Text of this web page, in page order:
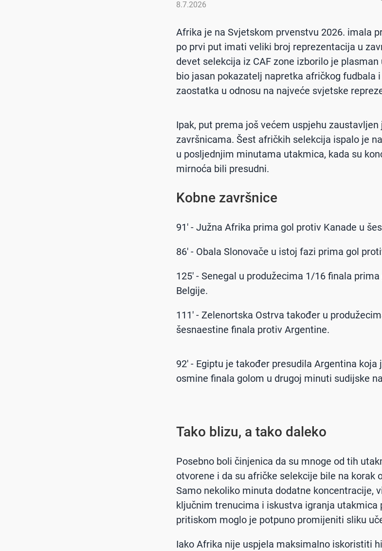
8.7.2026
Afrika je na Svjetskom prvenstvu 2026. imala
po prvi put imati veliki broj reprezentacija u
devet selekcija iz CAF zone izborilo je
bio jasan pokazatelj napretka afričkog fudbala
zaostatka u odnosu na najveće svjetske
Ipak, put prema još većem uspjehu
završnicama. Šest afričkih selekcija ispalo je
u posljednjim minutama utakmica, kada su
mirnoća bili presudni.
Kobne završnice
91' - Južna Afrika prima gol protiv Kanade u
86' - Obala Slonovače u istoj fazi prima gol
125' - Senegal u produžecima 1/16 finala
Belgije.
111' - Zelenortska Ostrva također u
šesnaestine finala protiv Argentine.
92' - Egiptu je također presudila Argentina
osmine finala golom u drugoj minuti sudijske
Tako blizu, a tako daleko
Posebno boli činjenica da su mnoge od tih
otvorene i da su afričke selekcije bile na korak
Samo nekoliko minuta dodatne koncentracije,
ključnim trenucima i iskustva igranja utakmica
pritiskom moglo je potpuno promijeniti sliku
Iako Afrika nije uspjela maksimalno iskoristiti